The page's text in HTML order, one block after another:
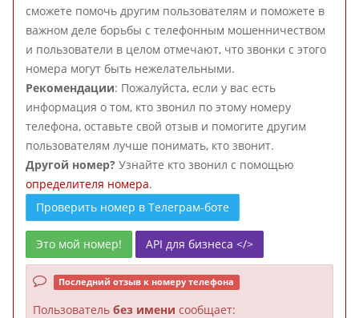
сможете помочь другим пользователям и поможете в
важном деле борьбы с телефонным мошенничеством
и пользователи в целом отмечают, что звонки с этого
номера могут быть нежелательными.
Рекомендации: Пожалуйста, если у вас есть
информация о том, кто звонил по этому номеру
телефона, оставьте свой отзыв и помогите другим
пользователям лучше понимать, кто звонит.
Другой номер? Узнайте кто звонил с помощью
определителя номера.
Проверить номер в Телеграм-боте
Это мой номер! API для бизнеса </>
Последний отзыв к номеру телефона
Пользователь без имени сообщает: